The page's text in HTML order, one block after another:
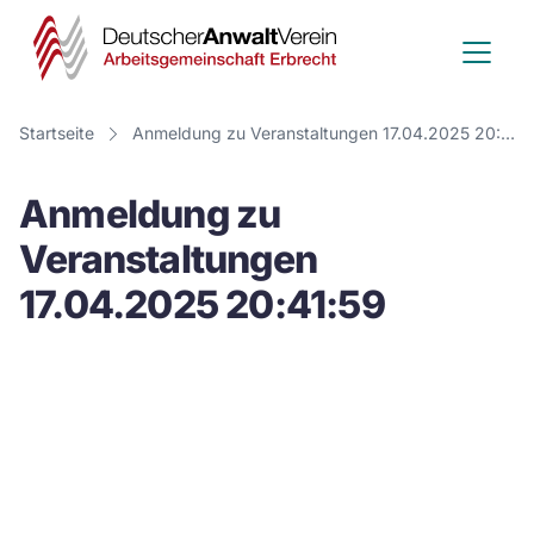
Deutscher
Anwalt
Verein
Startseite Anmeldung zu Veranstaltungen 17.04.2025 20:41:59
Anmeldung zu
Veranstaltungen
17.04.2025 20:41:59